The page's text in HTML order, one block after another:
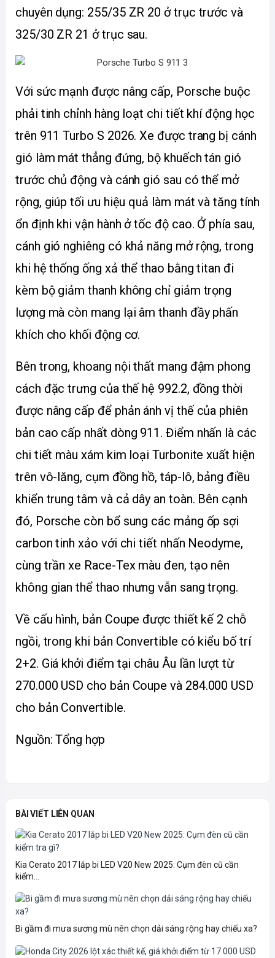
chuyên dụng: 255/35 ZR 20 ở trục trước và
325/30 ZR 21 ở trục sau.
Với sức mạnh được nâng cấp, Porsche buộc
phải tinh chỉnh hàng loạt chi tiết khí động học
trên 911 Turbo S 2026. Xe được trang bị cánh
gió làm mát thẳng đứng, bộ khuếch tán gió
trước chủ động và cánh gió sau có thể mở
rộng, giúp tối ưu hiệu quả làm mát và tăng tính
ổn định khi vận hành ở tốc độ cao. Ở phía sau,
cánh gió nghiêng có khả năng mở rộng, trong
khi hệ thống ống xả thể thao bằng titan đi
kèm bộ giảm thanh không chỉ giảm trọng
lượng mà còn mang lại âm thanh đầy phấn
khích cho khối động cơ.
Bên trong, khoang nội thất mang đậm phong
cách đặc trưng của thế hệ 992.2, đồng thời
được nâng cấp để phản ánh vị thế của phiên
bản cao cấp nhất dòng 911. Điểm nhấn là các
chi tiết màu xám kim loại Turbonite xuất hiện
trên vô-lăng, cụm đồng hồ, táp-lô, bảng điều
khiển trung tâm và cả dây an toàn. Bên cạnh
đó, Porsche còn bổ sung các mảng ốp sợi
carbon tinh xảo với chi tiết nhấn Neodyme,
cùng trần xe Race-Tex màu đen, tạo nên
không gian thể thao nhưng vẫn sang trọng.
Về cấu hình, bản Coupe được thiết kế 2 chỗ
ngồi, trong khi bản Convertible có kiểu bố trí
2+2. Giá khởi điểm tại châu Âu lần lượt từ
270.000 USD cho bản Coupe và 284.000 USD
cho bản Convertible.
Nguồn: Tổng hợp
BÀI VIẾT LIÊN QUAN
Kia Cerato 2017 lắp bi LED V20 New 2025: Cụm đèn cũ cần
kiểm...
Bi gầm đi mưa sương mù nên chọn dải sáng rộng hay chiếu xa?